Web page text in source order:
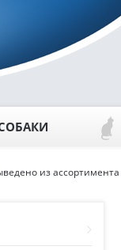
из ассортимента